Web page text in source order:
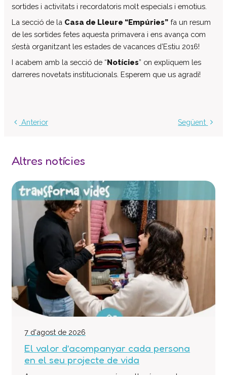
Centre Especial de Treball
Manipulats Industrials
Jardineria
Neteja
Bugaderia
Col·labora
Donacions
Projectes
Notícies
Contacte
sortides i activitats i recordatoris molt especials i emotius.
La secció de la Casa de Lleure “Empúries” fa un resum
de les sortides fetes aquesta primavera i ens avança com
s’està organitzant les estades de vacances d’Estiu 2016!
I acabem amb la secció de “Notícies” on expliquem les
darreres novetats institucionals. Esperem que us agradi!
Anterior Següent
Altres notícies
7 d'agost de 2026
El valor d’acompanyar cada persona
en el seu projecte de vida